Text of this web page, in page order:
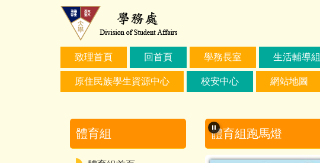
致理首頁 回首頁 學務長室 生活輔導組
原住民族學生資源中心 校安中心 網站地圖
體育組 體育組跑馬燈